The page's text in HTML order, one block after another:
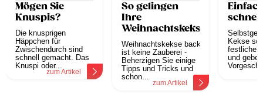
Mögen Sie
Knuspis?
Die knusprigen
Häppchen für
Zwischendurch sind
schnell gemacht. Das
Knuspi oder...
zum Artikel
So gelingen
Ihre
Weihnachtskekse
Weihnachtskekse backen
ist keine Zauberei -
Beherzigen Sie einige
Tipps und Tricks und
schon...
zum Artikel
Kekse
festliche
und